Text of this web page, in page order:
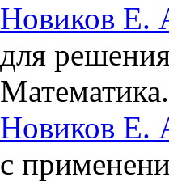
Новиков Е.
для
Новиков Е.
с